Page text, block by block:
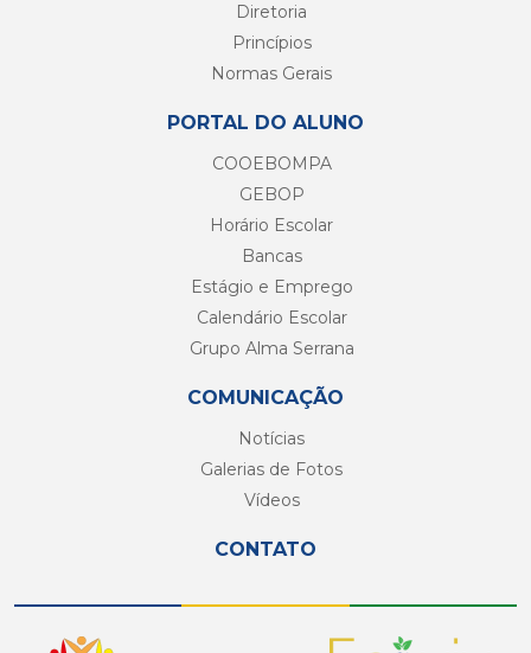
Diretoria
Princípios
Normas Gerais
PORTAL DO ALUNO
COOEBOMPA
GEBOP
Horário Escolar
Bancas
Estágio e Emprego
Calendário Escolar
Grupo Alma Serrana
COMUNICAÇÃO
Notícias
Galerias de Fotos
Vídeos
CONTATO